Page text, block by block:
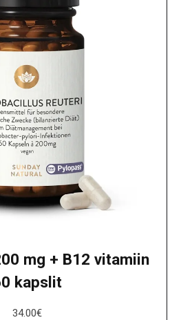
mg + B12 vitamiin
kapslit
34.00€